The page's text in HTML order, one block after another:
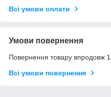
Всі умови оплати
Умови повернення
Повернення товару впродовж
Всі умови повернення